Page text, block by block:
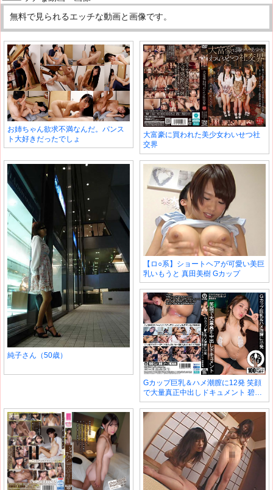
重荷だけど、失って初めて分かる素晴らしさが
あるんですよね。だからこそ、相手探しは念入
りに。理想の女性と、理想の合体をしてくださ
い！
無料で見られるエッチな動画と画像です。
お姉ちゃん欲求不満なんだ。パンス
ト大好きだったでしょ
大富豪に買われた美少女わいせつ社
交界
純子さん（50歳）
【ロ○系】ショートヘアが可愛い美巨
乳いもうと 真田美樹 Gカップ
Gカップ巨乳＆ハメ潮膣に12発 笑顔
で大量真正中出しドキュメント 碧那
美海